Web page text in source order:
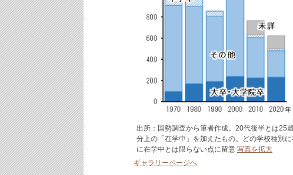
出所：国勢調査から筆者作成。20代後半とは25
分上の「在学中」を加えたもの。どの学校種別
に在学中とは限らない点に留意 写真を拡大
ギャラリーページへ